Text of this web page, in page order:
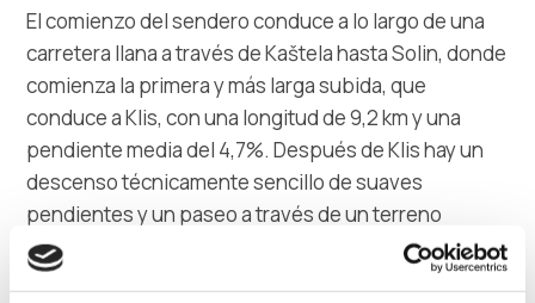
El comienzo del sendero conduce a lo largo de una
carretera llana a través de Kaštela hasta Solin, donde
comienza la primera y más larga subida, que
conduce a Klis, con una longitud de 9,2 km y una
pendiente media del 4,7%. Después de Klis hay un
descenso técnicamente sencillo de suaves
pendientes y un paseo a través de un terreno
ondulado hasta el ascenso a Malačka en el lado
norte. El ascenso es de 4,9 km con una pendiente